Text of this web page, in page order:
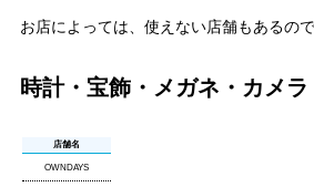
お店によっては、使えない店舗もあるので
時計・宝飾・メガネ・カメラ
店舗名
OWNDAYS